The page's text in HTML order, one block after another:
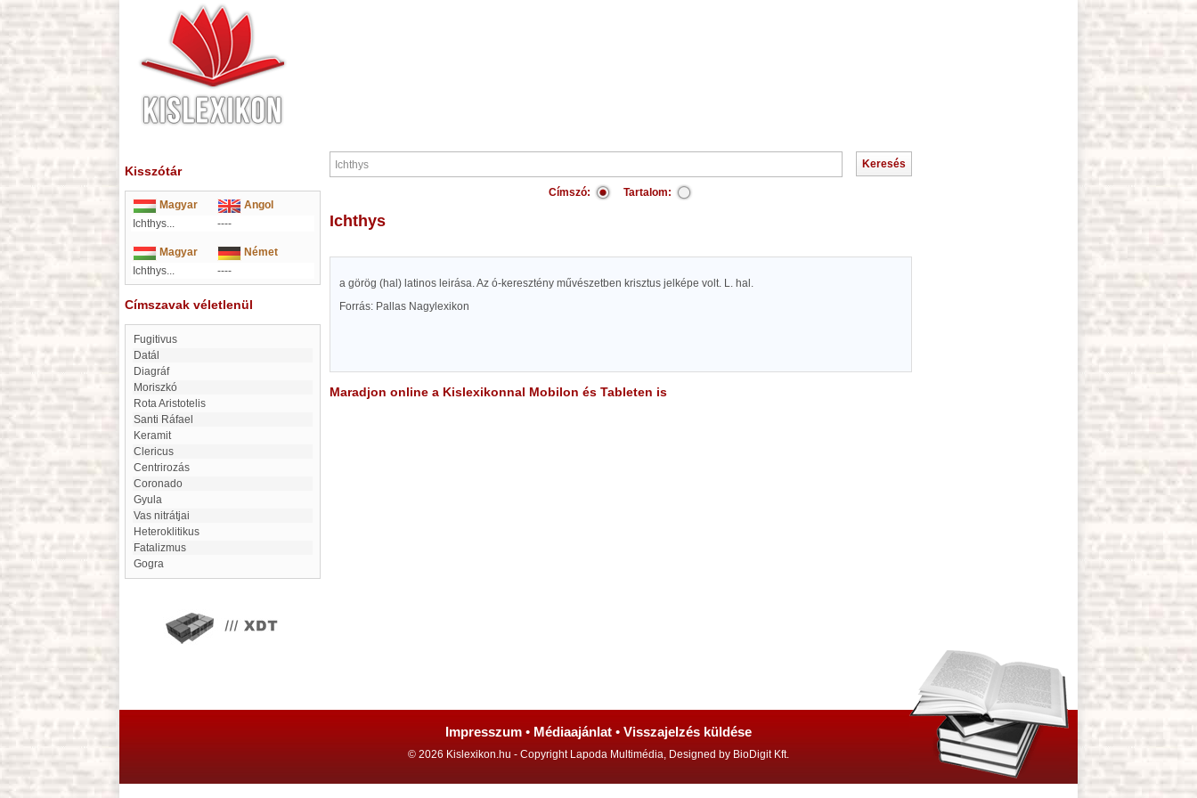
Kisszótár
Magyar
Angol
Ichthys...
----
Magyar
Német
Ichthys...
----
Címszavak véletlenül
Fugitivus
Datál
Diagráf
moriszkó
Rota Aristotelis
Santi Ráfael
keramit
Clericus
centrirozás
Coronado
Gyula
Vas nitrátjai
heteroklitikus
Fatalizmus
Gogra
Címszó: Tartalom:
Ichthys
a görög (hal) latinos leirása. Az ó-keresztény művészetben krisztus jelképe volt. L. hal.
Forrás: Pallas Nagylexikon
Maradjon online a Kislexikonnal Mobilon és Tableten is
Impresszum • Médiaajánlat • Visszajelzés küldése
© 2026 Kislexikon.hu - Copyright Lapoda Multimédia, Designed by BioDigit Kft.